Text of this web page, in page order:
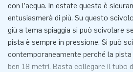
con l’acqua. In estate questa è
entusiasmerà di più. Su questo
giù a tema spiaggia si può scivolare
pista è sempre in pressione. Si può
contemporaneamente perché la
ben 18 metri. Basta collegare il tubo